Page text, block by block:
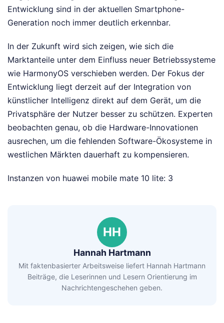
Entwicklung sind in der aktuellen Smartphone-
Generation noch immer deutlich erkennbar.
In der Zukunft wird sich zeigen, wie sich die
Marktanteile unter dem Einfluss neuer Betriebssysteme
wie HarmonyOS verschieben werden. Der Fokus der
Entwicklung liegt derzeit auf der Integration von
künstlicher Intelligenz direkt auf dem Gerät, um die
Privatsphäre der Nutzer besser zu schützen. Experten
beobachten genau, ob die Hardware-Innovationen
ausrechen, um die fehlenden Software-Ökosysteme in
westlichen Märkten dauerhaft zu kompensieren.
Instanzen von huawei mobile mate 10 lite: 3
HH
Hannah Hartmann
Mit faktenbasierter Arbeitsweise liefert Hannah Hartmann
Beiträge, die Leserinnen und Lesern Orientierung im
Nachrichtengeschehen geben.